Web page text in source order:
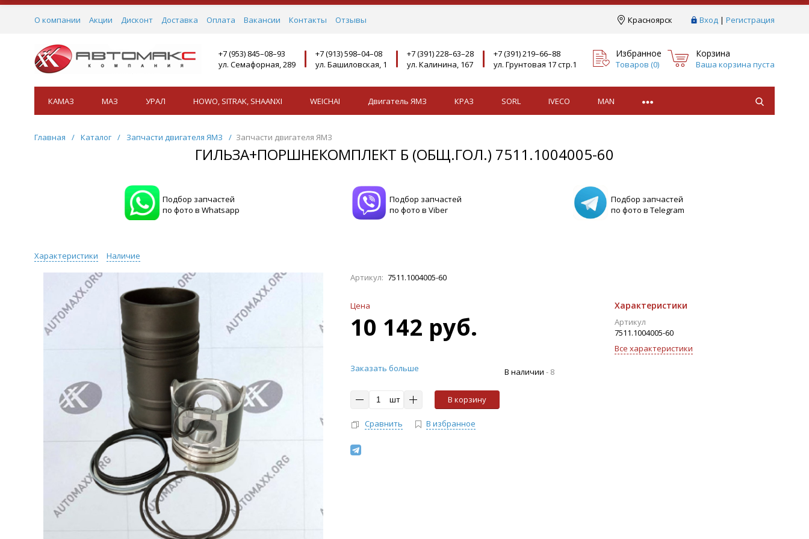
Краcноярск Вход | Регистрация
О компании Акции Дисконт Доставка Оплата Вакансии Контакты Отзывы
+7 (953) 845–08–93
ул. Семафорная, 289
+7 (913) 598–04–08
ул. Башиловская, 1
+7 (391) 228–63–28
ул. Калинина, 167
+7 (391) 219–66–88
ул. Грунтовая 17 стр.1
Избранное
Товаров (0)
Корзина
Ваша корзина пуста
КАМАЗ МАЗ УРАЛ HOWO, SITRAK, SHAANXI WEICHAI Двигатель ЯМЗ КРАЗ SORL IVECO MAN
Главная / Каталог / Запчасти двигателя ЯМЗ / Запчасти двигателя ЯМЗ
ГИЛЬЗА+ПОРШНЕКОМПЛЕКТ Б (ОБЩ.ГОЛ.) 7511.1004005-60
Подбор запчастей
по фото в Whatsapp
Подбор запчастей
по фото в Viber
Подбор запчастей
по фото в Telegram
Характеристики
Наличие
Артикул: 7511.1004005-60
Цена
10 142 руб.
Характеристики
Артикул
7511.1004005-60
Все характеристики
Заказать больше
шт В корзину
В наличии - 8
Сравнить В избранное